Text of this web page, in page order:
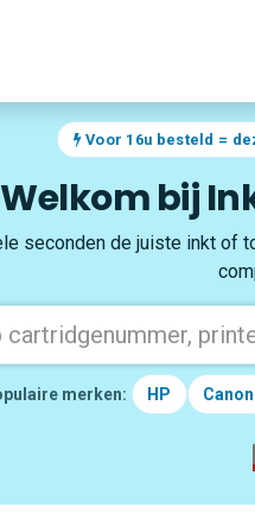
Voor 16u besteld =
Welkom bij
seconden de juiste inkt of
merken: HP Canon